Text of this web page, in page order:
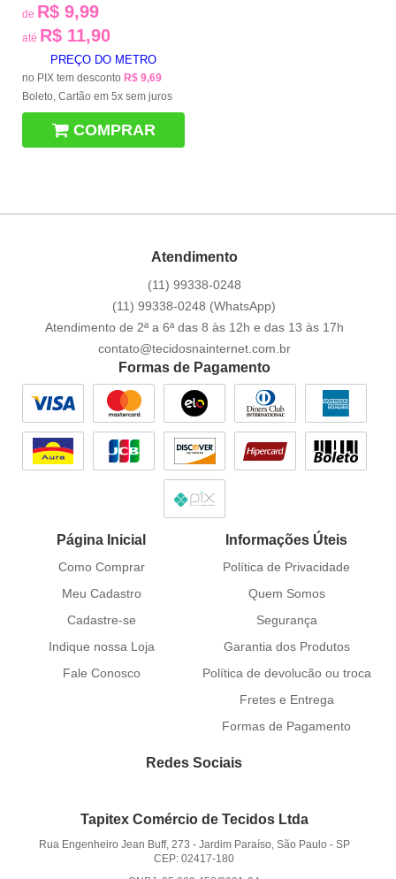
de R$ 9,99
até R$ 11,90
PREÇO DO METRO
no PIX tem desconto R$ 9,69
Boleto, Cartão em 5x sem juros
COMPRAR
Atendimento
(11) 99338-0248
(11) 99338-0248 (WhatsApp)
Atendimento de 2ª a 6ª das 8 às 12h e das 13 às 17h
contato@tecidosnainternet.com.br
Formas de Pagamento
Página Inicial
Como Comprar
Meu Cadastro
Cadastre-se
Indique nossa Loja
Fale Conosco
Informações Úteis
Política de Privacidade
Quem Somos
Segurança
Garantia dos Produtos
Política de devolucão ou troca
Fretes e Entrega
Formas de Pagamento
Redes Sociais
Tapitex Comércio de Tecidos Ltda
Rua Engenheiro Jean Buff, 273 - Jardim Paraíso, São Paulo - SP
CEP: 02417-180